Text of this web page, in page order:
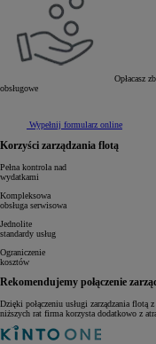
Opłacasz
obsługowe
Wypełnij formularz online
Korzyści zarządzania flotą
Pełna kontrola nad
wydatkami
Kompleksowa
obsługa serwisowa
Jednolite
standardy usług
Ograniczenie
kosztów
Rekomendujemy połączenie
Dzięki połączeniu usługi zarządzania
niższych rat firma korzysta dodatkowo z